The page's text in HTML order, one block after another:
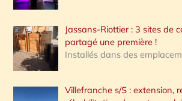
Jassans-Riottier : 3 sites de
partagé une première !
Installés dans des
Villefranche s/S : extension,